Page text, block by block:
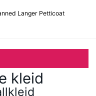
Langer Petticoat
kleid